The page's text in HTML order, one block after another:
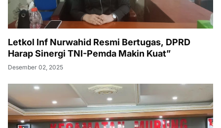
Letkol Inf Nurwahid Resmi Bertugas, DPRD
Harap Sinergi TNI-Pemda Makin Kuat”
Desember 02, 2025